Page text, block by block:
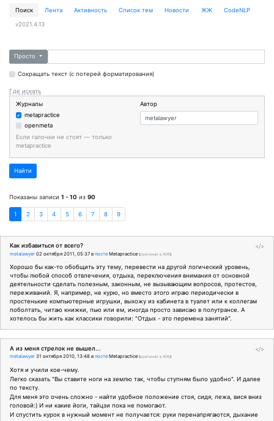
Поиск Лента Активность Cписок тем Новости ЖЖ CodeNLP
v2021.4.13
Просто
Сокращать текст (с потерей форматирования)
Где искать
Журналы
metapractice
openmeta
Если галочки не стоят — только
metapractice
Автор
Найти
Показаны записи 1 - 10 из 90
1 2 3 4 5 6 7 8 9
</>
Как избавиться от всего?
metalawyer 02 октября 2011, 05:37 в посте Metapractice (оригинал в ЖЖ)
Хорошо бы как-то обобщить эту тему, перевести на другой логический уровень,
чтобы любой способ отвлечения, отдыха, переключения внимания от основной
деятельности сделать полезным, законным, не вызывающим вопросов, протестов,
переживаний. Я, например, не курю, но вместо этого играю периодически в
простенькие компьютерные игрушки, выхожу из кабинета в туалет или к коллегам
поболтать, читаю книжки, пью или ем, иногда просто зависаю в полутрансе. А
хотелось бы жить как классики говорили: "Отдых - это перемена занятий".
</>
А из меня стрелок не вышел...
metalawyer 31 октября 2010, 13:48 в посте Metapractice (оригинал в ЖЖ)
Хотя и учили кое-чему.
Легко сказать "Вы ставите ноги на землю так, чтобы ступням было удобно". И далее
по тексту.
Для меня это очень сложно - найти удобное положение стоя, сидя, лежа, вися вниз
головой:) И ни какие йоги, тайцзи пока не помогают.
И спустить курок в нужный момент не получается: руки перенапрягаются, дыхание